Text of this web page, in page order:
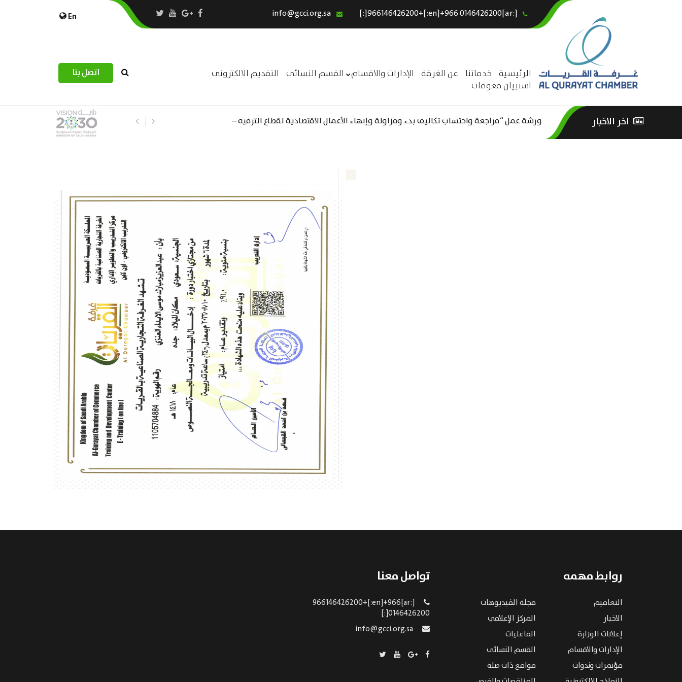
[:ar]966146426200+[:en]+966 0146426200[:]
En
الرئيسية خدماتنا عن الغرفة الإدارات والاقسام القسم النسائى التقديم الالكترونى
استبيان معوقات
اتصل بنا
الرئيسية
عن الغرفة
القسم النسائى
التقديم الالكترونى
اخر الاخبار
ورشة عمل “مراجعة واحتساب تكاليف بدء ومزاولة وإنهاء الأعمال الاقتصادية لقطاع الترفيه –
استبيان مرصد التحديات اللوجستية
روابط مهمه
التعاميم
مجلة الفيديوهات
الاخبار
المركز الإعلامي
إعلانات الوزارة
الفاعليات
الإدارات والاقسام
القسم النسائى
مؤتمرات وندوات
مواقع ذات صلة
تواصل معنا
[:ar]966146426200+[:en]+966
0146426200[:]